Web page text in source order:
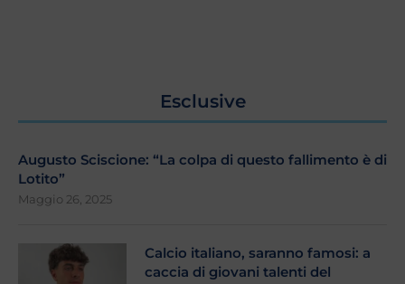
Esclusive
Augusto Sciscione: “La colpa di questo fallimento è di
Lotito”
Maggio 26, 2025
Calcio italiano, saranno famosi: a
caccia di giovani talenti del